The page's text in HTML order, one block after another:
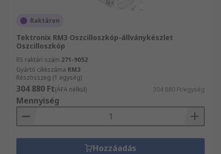
Raktáron
Tektronix RM3 Oszcilloszkóp-állványkészlet
Oszcilloszkóp
RS raktári szám 271-9052
Gyártó cikkszáma RM3
Részösszeg (1 egység)
304 880 Ft(ÁFA nélkül) 304 880 Ft/egység
Mennyiség
Hozzáadás